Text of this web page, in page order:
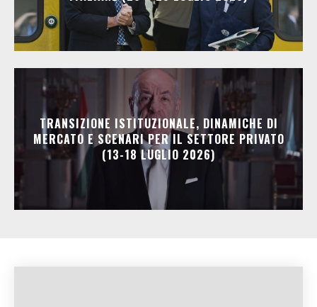
TRANSIZIONE ISTITUZIONALE, DINAMICHE DI
MERCATO E SCENARI PER IL SETTORE PRIVATO
(13-18 LUGLIO 2026)